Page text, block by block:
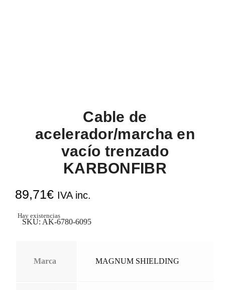
Cable de
acelerador/marcha en
vacío trenzado
KARBONFIBR
89,71€ IVA inc.
Hay existencias
SKU: AK-6780-6095
Marca MAGNUM SHIELDING